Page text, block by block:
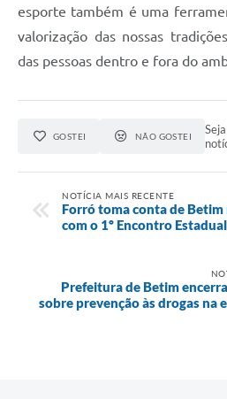
esporte também é uma
valorização das nossas
das pessoas dentro e fora do
GOSTEI NÃO GOSTEI
NOTÍCIA MAIS RECENTE
Forró toma conta de Betim
com o 1º Encontro
Prefeitura de Betim
sobre prevenção às drogas na